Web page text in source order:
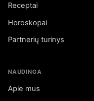
Receptai
Horoskopai
Partnerių turinys
NAUDINGA
Apie mus